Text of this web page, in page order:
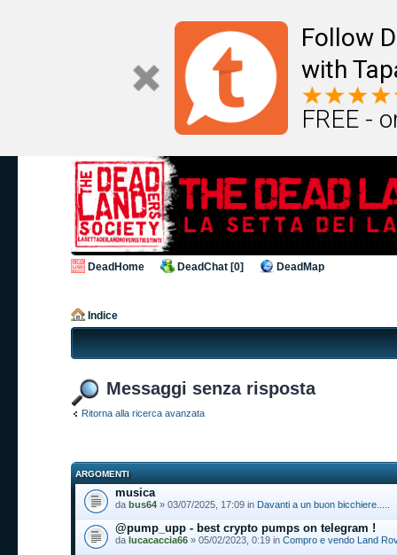
Follow
with
FREE -
DeadHome DeadChat [0] DeadMap
Indice
Messaggi senza risposta
Ritorna alla ricerca avanzata
ARGOMENTI
musica
da bus64 » 03/07/2025, 17:09 in Davanti a un buon bicchiere.....
@pump_upp - best crypto pumps on telegram !
da lucacaccia66 » 05/02/2023, 0:19 in Compro e vendo Land